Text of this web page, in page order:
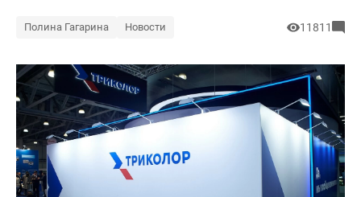
Полина Гагарина Новости 11811